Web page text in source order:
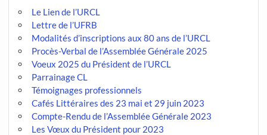
Le Lien de l’URCL
Lettre de l’UFRB
Modalités d’inscriptions aux 80 ans de l’URCL
Procès-Verbal de l’Assemblée Générale 2025
Voeux 2025 du Président de l’URCL
Parrainage CL
Témoignages professionnels
Cafés Littéraires des 23 mai et 29 juin 2023
Compte-Rendu de l’Assemblée Générale 2023
Les Vœux du Président pour 2023